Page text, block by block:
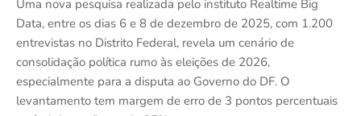
Uma nova pesquisa realizada pelo instituto Realtime Big
Data, entre os dias 6 e 8 de dezembro de 2025, com 1.200
entrevistas no Distrito Federal, revela um cenário de
consolidação política rumo às eleições de 2026,
especialmente para a disputa ao Governo do DF. O
levantamento tem margem de erro de 3 pontos percentuais